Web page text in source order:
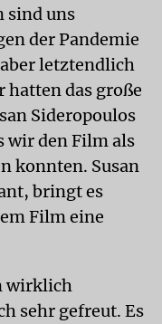
sind uns
der Pandemie
letztendlich
hatten das große
Sideropoulos
wir den Film als
konnten. Susan
bringt es
Film eine
wirklich
sehr gefreut. Es